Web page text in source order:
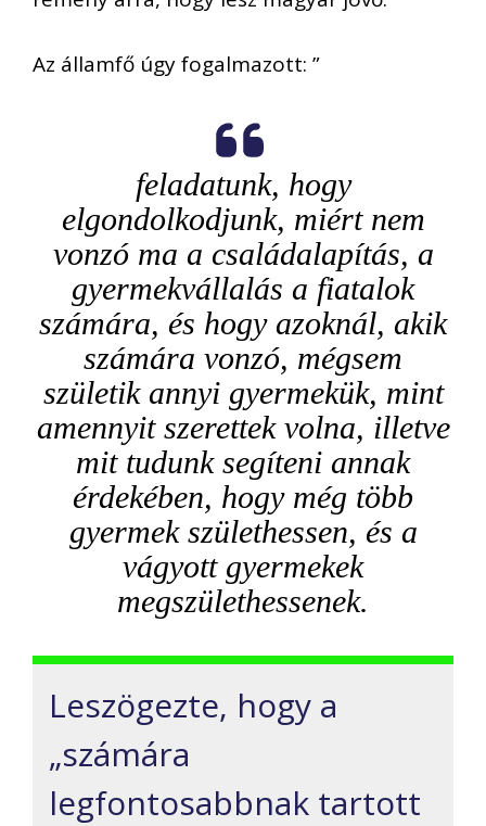
Az államfő úgy fogalmazott: ”
feladatunk, hogy
elgondolkodjunk, miért nem
vonzó ma a családalapítás, a
gyermekvállalás a fiatalok
számára, és hogy azoknál, akik
számára vonzó, mégsem
születik annyi gyermekük, mint
amennyit szerettek volna, illetve
mit tudunk segíteni annak
érdekében, hogy még több
gyermek születhessen, és a
vágyott gyermekek
megszülethessenek.
Leszögezte, hogy a
„számára
legfontosabbnak tartott